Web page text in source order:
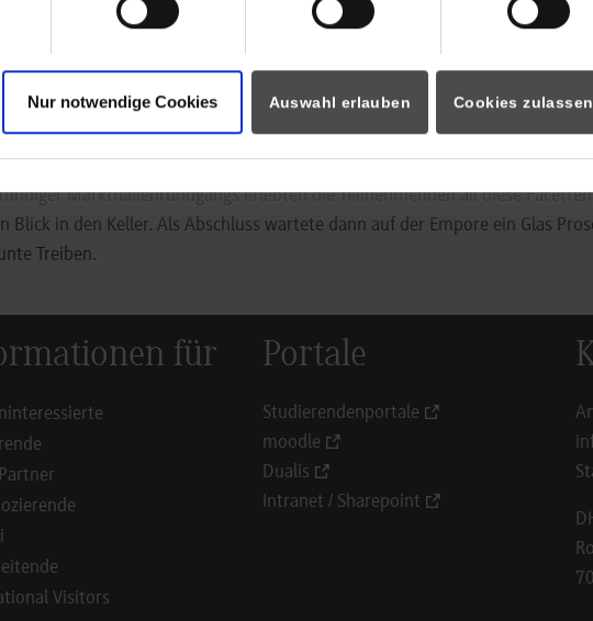
Nur notwendige Cookies Auswahl erlauben Cookies zulassen
finden sich nicht nur knackige Köstlichkeiten und
- auch verblüffende Geschichten und ungewöhnliche Einblicke machen
Markthallenrundgangs erlebten die Teilnehmenden all diese
Blick in den Keller. Als Abschluss wartete dann auf der Empore ein Glas
Treiben.
für
Visitors
Portale
Studierendenportale
moodle
Dualis
Intranet / Sharepoint